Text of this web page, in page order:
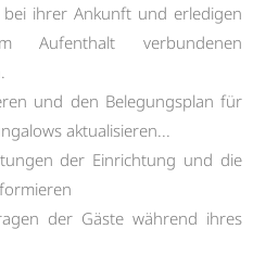
bei ihrer Ankunft und erledigen
verbundenen
und den Belegungsplan für
aktualisieren...
der Einrichtung und die
der Gäste während ihres